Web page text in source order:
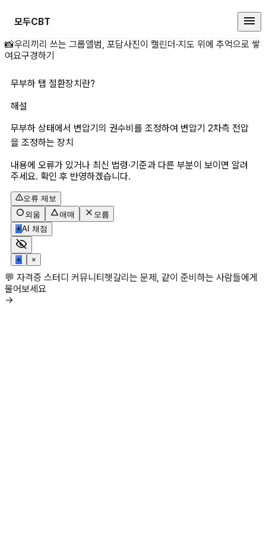
모두CBT
무부하 탭 절환장치란? 상세 페이지
📸우리끼리 쓰는 그룹앨범, 포담사진이 캘린더·지도 위에 추억으로 쌓
여요구경하기
무부하 탭 절환장치란?
해설
무부하 상태에서 변압기의 권수비를 조정하여 변압기 2차측 전압
을 조정하는 장치
내용에 오류가 있거나 최신 법령·기준과 다른 부분이 보이면 알려
주세요. 확인 후 반영하겠습니다.
오류 제보
외움
애매
모름
✳AI 채점
✳ ×
💬 자격증 스터디 커뮤니티헷갈리는 문제, 같이 준비하는 사람들에게
물어보세요
→